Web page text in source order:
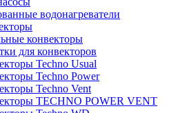
водонагреватели
конвекторы
для конвекторов
Techno Usual
Techno Power
Techno Vent
TECHNO POWER VENT